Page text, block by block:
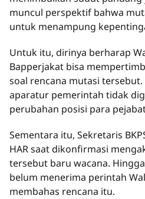
muncul perspektif bahwa
untuk menampung
Untuk itu, dirinya berharap
Bapperjakat bisa
soal rencana mutasi
aparatur pemerintah tidak
perubahan posisi para
Sementara itu, Sekretaris
HAR saat dikonfirmasi
tersebut baru wacana.
belum menerima perintah
membahas rencana itu.